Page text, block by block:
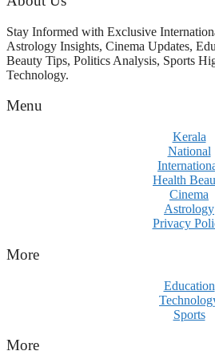
Stay Informed with Exclusive
Astrology Insights, Cinema Updates,
Beauty Tips, Politics Analysis, Sports
Technology.
Menu
Kerala
National
Health
Cinema
Astrology
Privacy
More
Education
Sports
More